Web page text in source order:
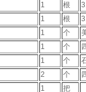
1 根
1 根
1 个
1 个
1 个
2 个
1
把